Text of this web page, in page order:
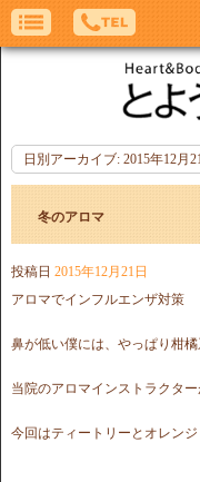
日別アーカイブ: 2015年12月
冬のアロマ
投稿日 2015年12月21日
アロマでインフルエンザ対策
鼻が低い僕には、やっぱり柑
当院のアロマインストラクタ
今回はティートリーとオレンジ